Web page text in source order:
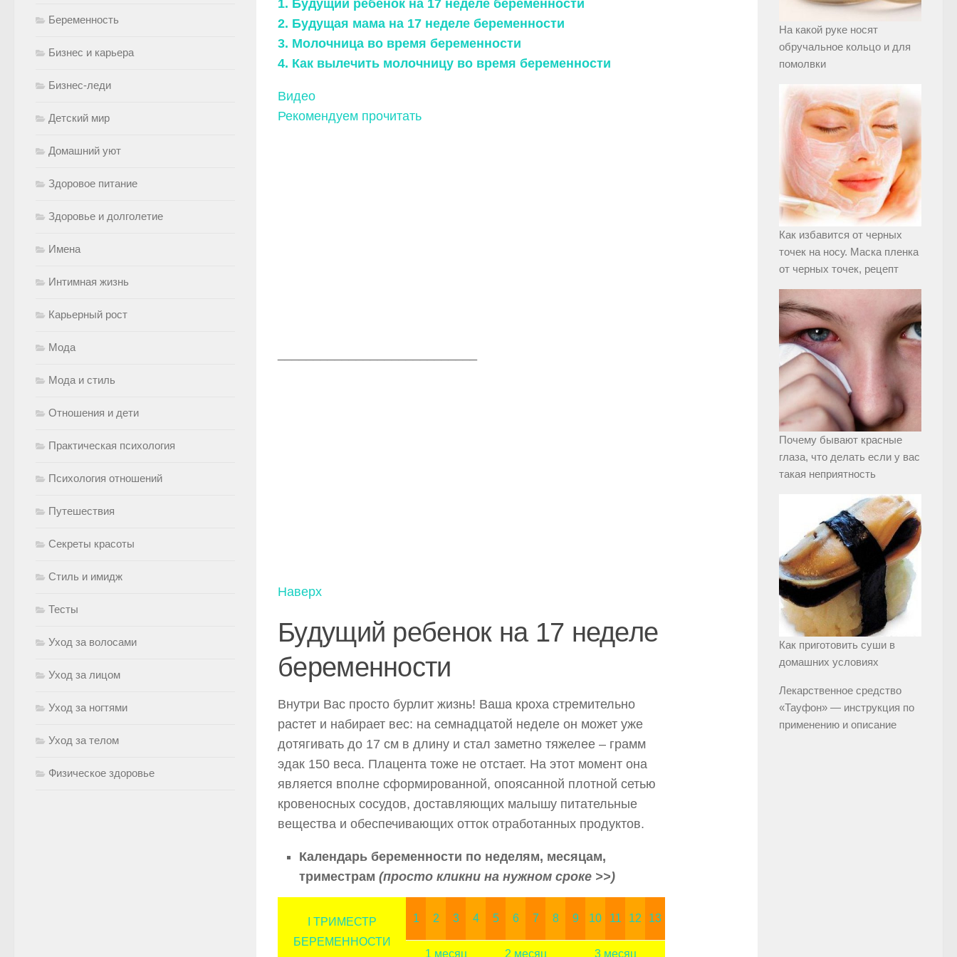
1. Будущий ребенок на 17 неделе беременности
2. Будущая мама на 17 неделе беременности
3. Молочница во время беременности
4. Как вылечить молочницу во время беременности
Видео
Рекомендуем прочитать
Наверх
Будущий ребенок на 17 неделе
беременности
Внутри Вас просто бурлит жизнь! Ваша кроха стремительно
растет и набирает вес: на семнадцатой неделе он может уже
дотягивать до 17 см в длину и стал заметно тяжелее – грамм
эдак 150 веса. Плацента тоже не отстает. На этот момент она
является вполне сформированной, опоясанной плотной сетью
кровеносных сосудов, доставляющих малышу питательные
вещества и обеспечивающих отток отработанных продуктов.
Календарь беременности по неделям, месяцам,
триместрам (просто кликни на нужном сроке >>)
I ТРИМЕСТР
БЕРЕМЕННОСТИ
1 2 3 4 5 6 7 8 9 10 11 12 13
1 месяц 2 месяц 3 месяц
Беременность
Бизнес и карьера
Бизнес-леди
Детский мир
Домашний уют
Здоровое питание
Здоровье и долголетие
Имена
Интимная жизнь
Карьерный рост
Мода
Мода и стиль
Отношения и дети
Практическая психология
Психология отношений
Путешествия
Секреты красоты
Стиль и имидж
Тесты
Уход за волосами
Уход за лицом
Уход за ногтями
Уход за телом
Физическое здоровье
На какой руке носят
обручальное кольцо и для
помолвки
Как избавится от черных
точек на носу. Маска пленка
от черных точек, рецепт
Почему бывают красные
глаза, что делать если у вас
такая неприятность
Как приготовить суши в
домашних условиях
Лекарственное средство
«Тауфон» — инструкция по
применению и описание